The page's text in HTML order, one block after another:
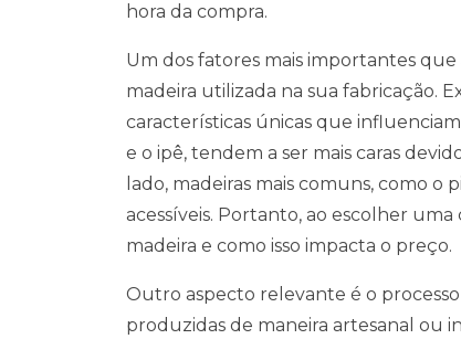
hora da compra.
Um dos fatores mais importantes
madeira utilizada na sua fabricação.
características únicas que
e o ipê, tendem a ser mais caras
lado, madeiras mais comuns, como
acessíveis. Portanto, ao escolher
madeira e como isso impacta o preço.
Outro aspecto relevante é o
produzidas de maneira artesanal ou